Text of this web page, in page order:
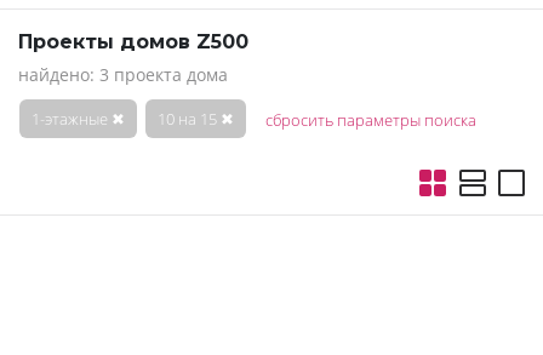
Проекты домов Z500
найдено: 3 проекта дома
1-этажные ✖ 10 на 15 ✖ сбросить параметры поиска